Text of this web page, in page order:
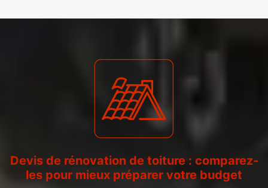
Devis de rénovation de toiture : comparez-
les pour mieux préparer votre budget